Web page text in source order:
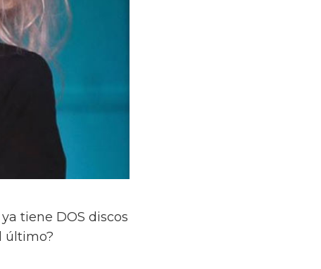
tiene DOS discos
último?